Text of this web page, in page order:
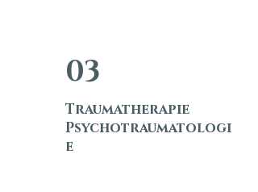
03
Traumatherapie
Psychotraumatologi
e